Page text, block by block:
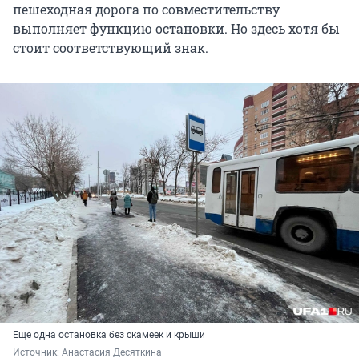
пешеходная дорога по совместительству
выполняет функцию остановки. Но здесь хотя бы
стоит соответствующий знак.
Еще одна остановка без скамеек и крыши
Источник: Анастасия Десяткина